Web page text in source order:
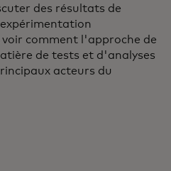
des résultats de
comment l'approche de
de tests et d'analyses
acteurs du